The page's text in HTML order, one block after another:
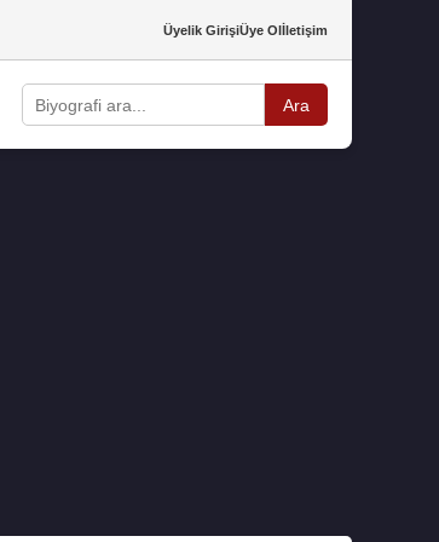
Üyelik GirişiÜye Olİletişim
Ara